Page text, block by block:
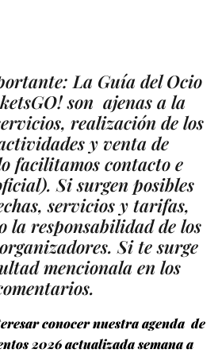
La Guía del Ocio
son ajenas a la
realización de los
y venta de
facilitamos contacto e
Si surgen posibles
servicios y tarifas,
la responsabilidad de los
Si te surge
mencionala en los
conocer nuestra agenda de
2026 actualizada semana a